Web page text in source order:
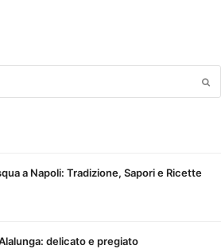
a Napoli: Tradizione, Sapori e Ricette
delicato e pregiato